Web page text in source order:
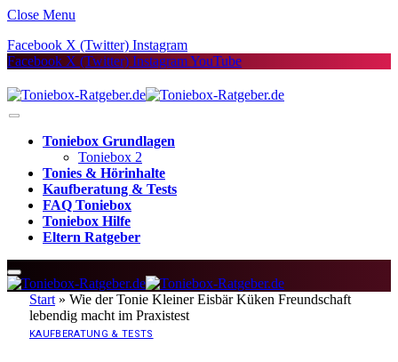
Close Menu
Facebook X (Twitter) Instagram
Facebook X (Twitter) InstagramYouTube
Toniebox Grundlagen
Toniebox 2
Tonies & Hörinhalte
Kaufberatung & Tests
FAQ Toniebox
Toniebox Hilfe
Eltern Ratgeber
Start » Wie der Tonie Kleiner Eisbär Küken Freundschaft
lebendig macht im Praxistest
KAUFBERATUNG & TESTS